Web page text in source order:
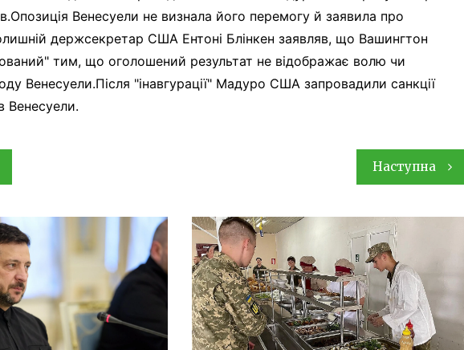
Венесуели не визнала його перемогу й заявила про
держсекретар США Ентоні Блінкен заявляв, що Вашингтон
тим, що оголошений результат не відображає волю чи
Венесуели.Після "інавгурації" Мадуро США запровадили санкції
Венесуели.
Наступна